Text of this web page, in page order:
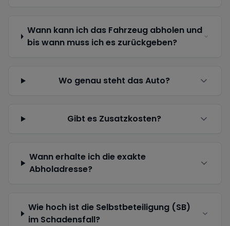
Wann kann ich das Fahrzeug abholen und
bis wann muss ich es zurückgeben?
Wo genau steht das Auto?
Gibt es Zusatzkosten?
Wann erhalte ich die exakte
Abholadresse?
Wie hoch ist die Selbstbeteiligung (SB)
im Schadensfall?